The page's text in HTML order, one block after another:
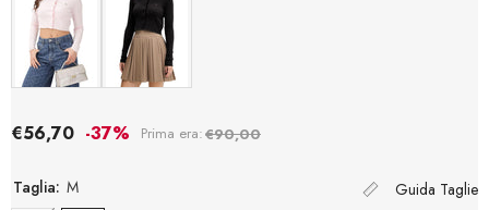
€56,70 -37% Prima era:€90,00
Taglia: M
Guida Taglie